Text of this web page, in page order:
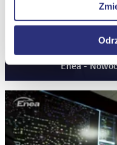
Enea -